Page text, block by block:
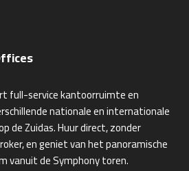
full-service kantoorruimte en
nationale en internationale
de Zuidas. Huur direct, zonder
en geniet van het panoramische
vanuit de Symphony toren.